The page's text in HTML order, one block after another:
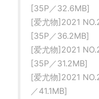
[35P／32.6MB]
[爱尤物]2021
[35P／36.2MB]
[爱尤物]2021
[35P／31.2MB]
[爱尤物]2021
／41.1MB]